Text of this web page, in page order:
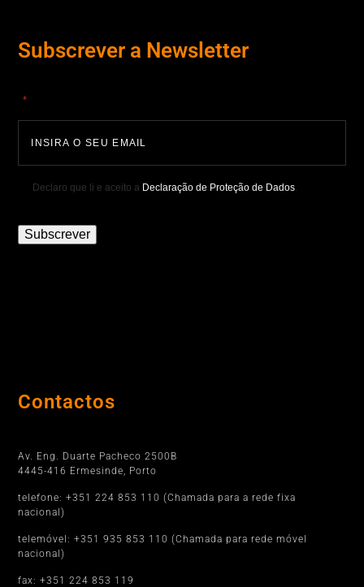
Subscrever a Newsletter
"*
Declaro que li e aceito a Declaração de Proteção de Dados.
Subscrever
Contactos
Av. Eng. Duarte Pacheco 2500B
4445-416 Ermesinde, Porto
telefone: +351 224 853 110 (Chamada para a rede fixa
nacional)
telemóvel: +351 935 853 110 (Chamada para rede móvel
nacional)
fax: +351 224 853 119